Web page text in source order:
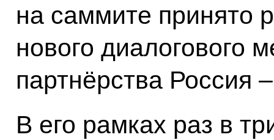
на саммите принято
нового диалогового
партнёрства Россия
В его рамках раз в